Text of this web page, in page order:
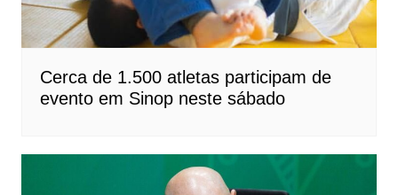
Cerca de 1.500 atletas participam de
evento em Sinop neste sábado